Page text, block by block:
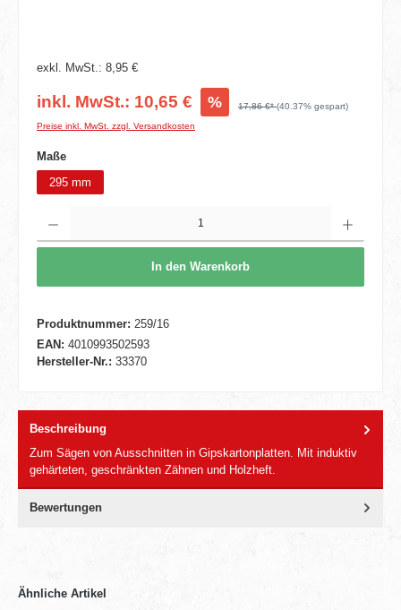
exkl. MwSt.: 8,95 €
inkl. MwSt.: 10,65 € % 17,86 €*(40.37% gespart)
Preise inkl. MwSt. zzgl. Versandkosten
Maßeauswählen
295 mm
In den Warenkorb
Produktnummer: 259/16
EAN: 4010993502593
Hersteller-Nr.: 33370
Beschreibung
Zum Sägen von Ausschnitten in Gipskartonplatten. Mit induktiv
gehärteten, geschränkten Zähnen und Holzheft.
Bewertungen
Ähnliche Artikel